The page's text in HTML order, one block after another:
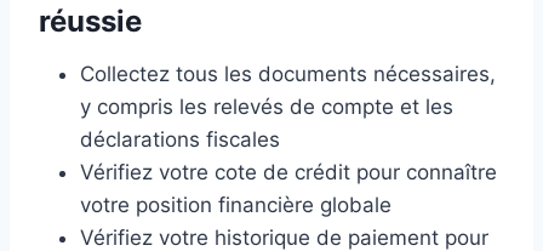
réussie
Collectez tous les documents nécessaires,
y compris les relevés de compte et les
déclarations fiscales
Vérifiez votre cote de crédit pour connaître
votre position financière globale
Vérifiez votre historique de paiement pour